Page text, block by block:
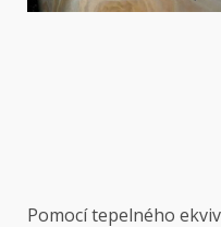
Pomocí tepelného